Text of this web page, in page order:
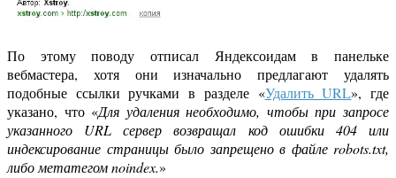
По этому поводу отписал Яндексоидам в панельке
вебмастера, хотя они изначально предлагают удалять
подобные ссылки ручками в разделе «Удалить URL», где
указано, что «Для удаления необходимо, чтобы при запросе
указанного URL сервер возвращал код ошибки 404 или
индексирование страницы было запрещено в файле robots.txt,
либо метатегом noindex.»